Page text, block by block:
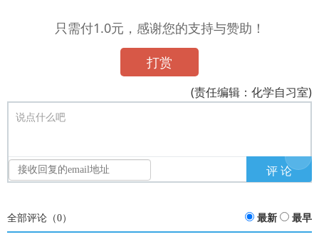
只需付1.0元，感谢您的支持与赞助！
打赏
(责任编辑：化学自习室)
说点什么吧
全部评论（0） 最新 最早